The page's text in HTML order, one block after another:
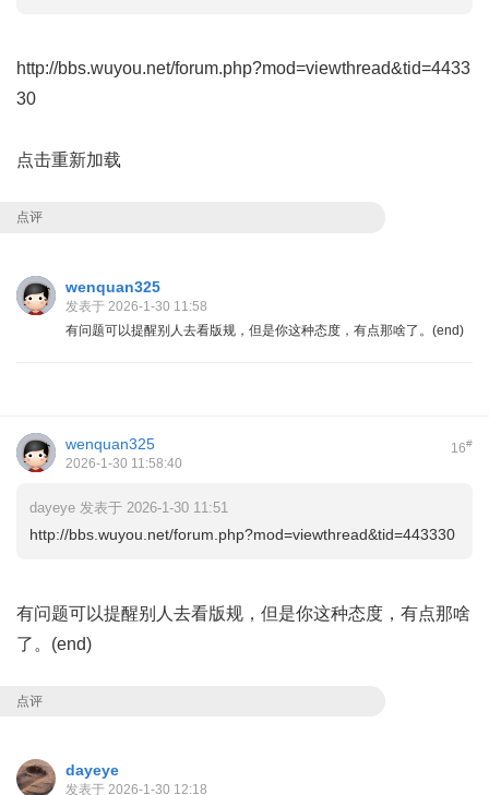
http://bbs.wuyou.net/forum.php?mod=viewthread&tid=4433
30
点击重新加载
点评
wenquan325
发表于 2026-1-30 11:58
有问题可以提醒别人去看版规，但是你这种态度，有点那啥了。(end)
16#
wenquan325
2026-1-30 11:58:40
dayeye 发表于 2026-1-30 11:51
http://bbs.wuyou.net/forum.php?mod=viewthread&tid=443330
有问题可以提醒别人去看版规，但是你这种态度，有点那啥
了。(end)
点评
dayeye
发表于 2026-1-30 12:18